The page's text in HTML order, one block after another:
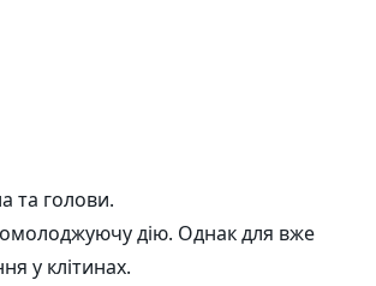
та голови.
омолоджуючу дію. Однак для вже
у клітинах.